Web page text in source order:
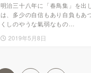
明治三十八年に「春鳥集」を出
は、多少の自信もあり自負もあ
くしのやうな氣弱なもの…
2019年5月8日